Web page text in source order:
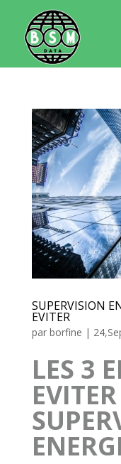
SUPERVISION
EVITER
par borfine |
LES 3